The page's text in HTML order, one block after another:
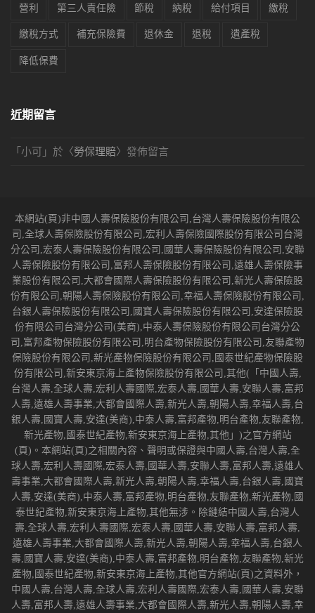
營利 第三人責任險 節稅 納稅 給付項目 繳稅
繳稅方式 補充保險費 退休金 退稅 遺產稅
降低保費
近期留言
「 小可 」於〈勞保理賠〉發佈留言
本網站(頁)非中國人壽保險股份有限公司,台灣人壽保險股份有限公
司,全球人壽保險股份有限公司,宏利人壽保險國際股份有限公司台灣
分公司,宏泰人壽保險股份有限公司,國華人壽保險股份有限公司,安聯
人壽保險股份有限公司,富邦人壽保險股份有限公司,遠雄人壽保險事
業股份有限公司,大都會國際人壽保險股份有限公司,新光人壽保險股
份有限公司,朝陽人壽保險股份有限公司,幸福人壽保險股份有限公司,
台銀人壽保險股份有限公司,國寶人壽保險股份有限公司,安達保險股
份有限公司台灣分公司(美商),中泰人壽保險股份有限公司台灣分公
司,富邦產物保險股份有限公司,明台產物保險股份有限公司,友聯產物
保險股份有限公司,新光產物保險股份有限公司,國泰世紀產物保險股
份有限公司,新安東京海上產物保險股份有限公司,其他(「中國人壽,
台灣人壽,全球人壽,宏利人壽國際,宏泰人壽,國華人壽,安聯人壽,富邦
人壽,遠雄人壽事業,大都會國際人壽,新光人壽,朝陽人壽,幸福人壽,台
銀人壽,國寶人壽,安達(美商),中泰人壽,富邦產物,明台產物,友聯產物,
新光產物,國泰世紀產物,新安東京海上產物,其他」)之官方網站
(頁)。本網站(頁)之相關內容、聲明或保證與中國人壽,台灣人壽,全
球人壽,宏利人壽國際,宏泰人壽,國華人壽,安聯人壽,富邦人壽,遠雄人
壽事業,大都會國際人壽,新光人壽,朝陽人壽,幸福人壽,台銀人壽,國寶
人壽,安達(美商),中泰人壽,富邦產物,明台產物,友聯產物,新光產物,國
泰世紀產物,新安東京海上產物,其他無涉。除鏈結中國人壽,台灣人
壽,全球人壽,宏利人壽國際,宏泰人壽,國華人壽,安聯人壽,富邦人壽,
遠雄人壽事業,大都會國際人壽,新光人壽,朝陽人壽,幸福人壽,台銀人
壽,國寶人壽,安達(美商),中泰人壽,富邦產物,明台產物,友聯產物,新光
產物,國泰世紀產物,新安東京海上產物,其他官方網站(頁)之資料外，
中國人壽,台灣人壽,全球人壽,宏利人壽國際,宏泰人壽,國華人壽,安聯
人壽,富邦人壽,遠雄人壽事業,大都會國際人壽,新光人壽,朝陽人壽,幸